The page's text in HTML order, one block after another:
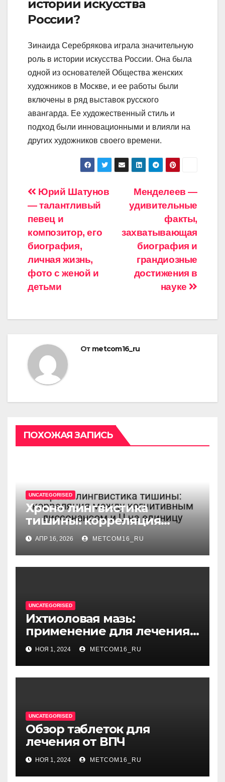
истории искусства
России?
Зинаида Серебрякова играла значительную
роль в истории искусства России. Она была
одной из основателей Общества женских
художников в Москве, и ее работы были
включены в ряд выставок русского
авангарда. Ее художественный стиль и
подход были инновационными и влияли на
других художников своего времени.
Навигация
по
записям
Менделеев —
удивительные
факты,
захватывающая
биография и
грандиозные
достижения в
науке
Юрий Шатунов
— талантливый
певец и
композитор, его
биография,
личная жизнь,
фото с женой и
детьми
От metcom16_ru
ПОХОЖАЯ ЗАПИСЬ
UNCATEGORISED
Хроно лингвистика
тишины: корреляция
между когнитивным
диссонансом и U на
единицу
АПР 16, 2026 METCOM16_RU
UNCATEGORISED
Ихтиоловая мазь:
применение для лечения
фурункулов
НОЯ 1, 2024 METCOM16_RU
UNCATEGORISED
Обзор таблеток для
лечения от ВПЧ
НОЯ 1, 2024 METCOM16_RU